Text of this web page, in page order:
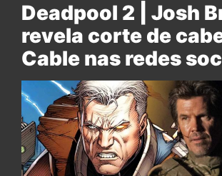
Deadpool 2 | Josh
revela corte de
Cable nas redes